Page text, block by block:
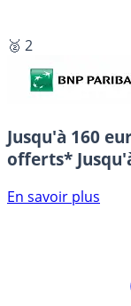
🥈 2
Jusqu'à 160
offerts*
En savoir plus